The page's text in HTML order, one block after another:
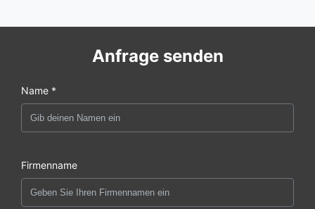
Anfrage senden
Name *
Firmenname